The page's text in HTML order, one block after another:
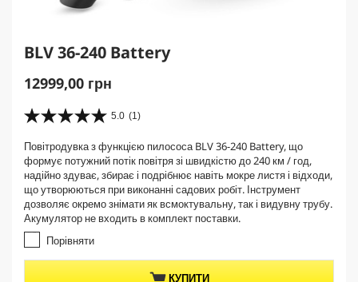
BLV 36-240 Battery
C
r
e
n
t
p
r
d
u
12999,00 грн
5.0 (1)
5
0
з
5
з
і
р
к
.
Повітродувка з функцією пилососа BLV 36-240 Battery, що
формує потужний потік повітря зі швидкістю до 240 км / год,
надійно здуває, збирає і подрібнює навіть мокре листя і відходи,
що утворюються при виконанні садових робіт. Інструмент
дозволяє окремо знімати як всмоктувальну, так і видувну трубу.
Акумулятор не входить в комплект поставки.
Порівняти
КУПИТИ